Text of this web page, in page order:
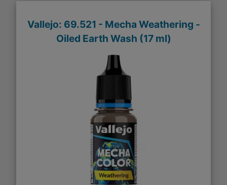
Vallejo: 69.521 - Mecha Weathering -
Oiled Earth Wash (17 ml)